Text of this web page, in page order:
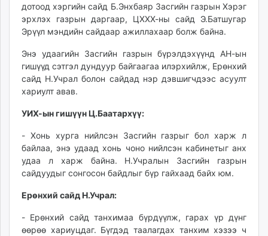
дотоод хэргийн сайд Б.Энхбаяр Засгийн газрын Хэрэг
эрхлэх газрын даргаар, ЦХХХ-ны сайд Э.Батшугар
Эрүүл мэндийн сайдаар ажиллахаар болж байна.
Энэ удаагийн Засгийн газрын бүрэлдэхүүнд АН-ын
гишүүд сэтгэл дундуур байгаагаа илэрхийлж, Ерөнхий
сайд Н.Учрал болон сайдад нэр дэвшигчдээс асуулт
хариулт авав.
УИХ-ын гишүүн Ц.Баатархүү:
- Хонь хурга нийлсэн Засгийн газрыг бол харж л
байлаа, энэ удаад хонь чоно нийлсэн кабинетыг анх
удаа л харж байна. Н.Учралын Засгийн газрын
сайдуудыг сонгосон байдлыг бүр гайхаад байх юм.
Ерөнхий сайд Н.Учрал:
- Ерөнхий сайд танхимаа бүрдүүлж, гарах үр дүнг
өөрөө хариуцдаг. Бүгдэд таалагдах танхим хэзээ ч